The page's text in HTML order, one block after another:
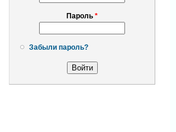
Пароль *
Забыли пароль?